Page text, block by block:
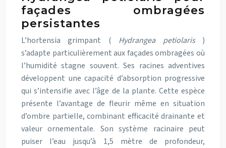
façades ombragées
persistantes
L’hortensia grimpant ( Hydrangea petiolaris )
s’adapte particulièrement aux façades ombragées où
l’humidité stagne souvent. Ses racines adventives
développent une capacité d’absorption progressive
qui s’intensifie avec l’âge de la plante. Cette espèce
présente l’avantage de fleurir même en situation
d’ombre partielle, combinant efficacité drainante et
valeur ornementale. Son système racinaire peut
puiser l’eau jusqu’à 1,5 mètre de profondeur,